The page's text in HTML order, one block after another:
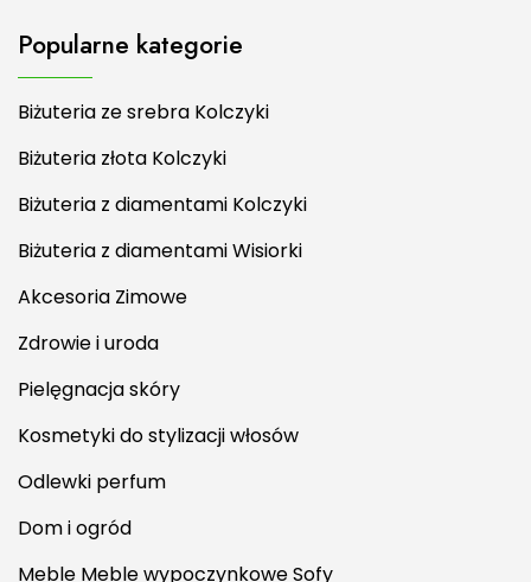
Popularne kategorie
Biżuteria ze srebra Kolczyki
Biżuteria złota Kolczyki
Biżuteria z diamentami Kolczyki
Biżuteria z diamentami Wisiorki
Akcesoria Zimowe
Zdrowie i uroda
Pielęgnacja skóry
Kosmetyki do stylizacji włosów
Odlewki perfum
Dom i ogród
Meble Meble wypoczynkowe Sofy